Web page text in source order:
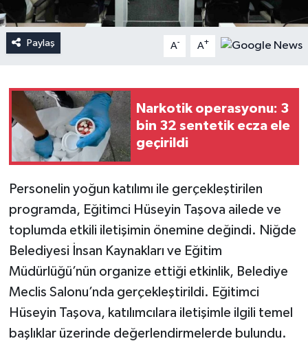
Paylaş A- A+
Narkotik operasyonu: 3
bin 32 sentetik ecza ele
geçirildi
Personelin yoğun katılımı ile gerçekleştirilen
programda, Eğitimci Hüseyin Taşova ailede ve
toplumda etkili iletişimin önemine değindi. Niğde
Belediyesi İnsan Kaynakları ve Eğitim
Müdürlüğü’nün organize ettiği etkinlik, Belediye
Meclis Salonu’nda gerçekleştirildi. Eğitimci
Hüseyin Taşova, katılımcılara iletişimle ilgili temel
başlıklar üzerinde değerlendirmelerde bulundu.